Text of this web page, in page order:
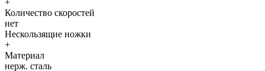
Количество скоростей
нет
Нескользящие ножки
+
Материал
нерж. сталь